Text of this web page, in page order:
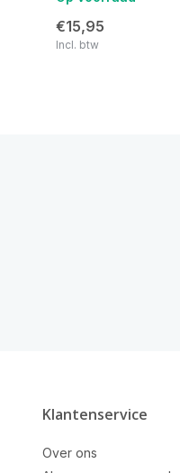
€15,95
Incl. btw
Klantenservice
Over ons